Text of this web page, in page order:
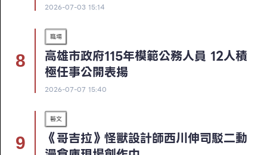
2026-07-03 15:14
職場
高雄市政府115年模範公務人員 12人積
極任事公開表揚
2026-07-07 15:40
藝文
《哥吉拉》怪獸設計師西川伸司駁二動